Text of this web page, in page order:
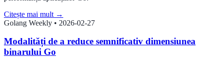
Citește mai mult →
Golang Weekly • 2026-02-27
Modalități de a reduce semnificativ dimensiunea
binarului Go